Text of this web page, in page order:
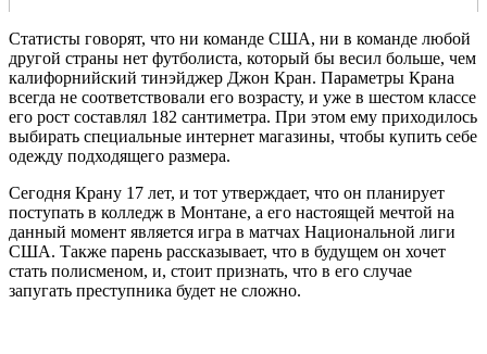
Статисты говорят, что ни команде США, ни в команде любой
другой страны нет футболиста, который бы весил больше, чем
калифорнийский тинэйджер Джон Кран. Параметры Крана
всегда не соответствовали его возрасту, и уже в шестом классе
его рост составлял 182 сантиметра. При этом ему приходилось
выбирать специальные интернет магазины, чтобы купить себе
одежду подходящего размера.
Сегодня Крану 17 лет, и тот утверждает, что он планирует
поступать в колледж в Монтане, а его настоящей мечтой на
данный момент является игра в матчах Национальной лиги
США. Также парень рассказывает, что в будущем он хочет
стать полисменом, и, стоит признать, что в его случае
запугать преступника будет не сложно.